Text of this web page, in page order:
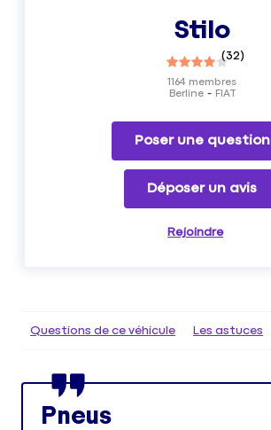
Stilo
(32)
Berline FIAT
1164 membres
Poser une question
Déposer un avis
Rejoindre
Questions de ce véhicule Les astuces
Pneus